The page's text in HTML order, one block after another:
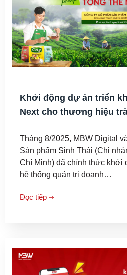
Khởi động dự án triển
Next cho thương hiệu
Tháng 8/2025, MBW Digital
Sản phẩm Sinh Thái (Chi
Chí Minh) đã chính thức khởi
hệ thống quản trị doanh…
Đọc tiếp